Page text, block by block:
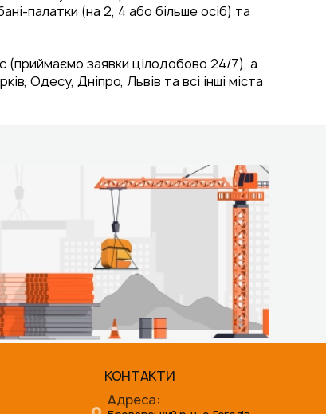
палатки (на 2, 4 або більше осіб) та
заявки цілодобово 24/7), а
Одесу, Дніпро, Львів та всі інші міста
КОНТАКТИ
Адреса: